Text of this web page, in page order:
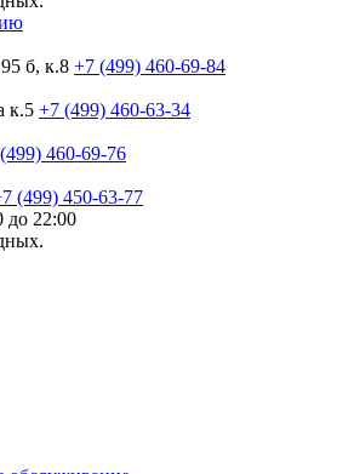
б, к.8 +7 (499) 460-69-84
к.5 +7 (499) 460-63-34
460-69-76
(499) 450-63-77
до 22:00